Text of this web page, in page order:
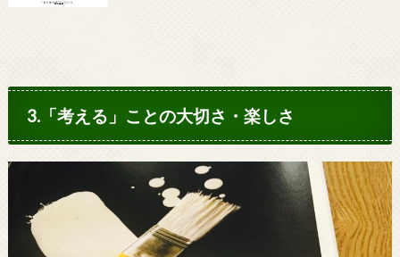
3.「考える」ことの大切さ・楽しさ